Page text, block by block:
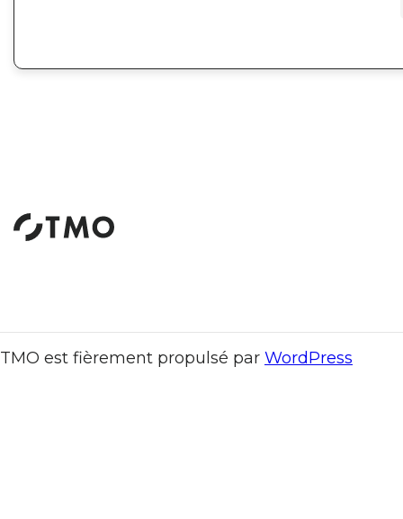
TMO est fièrement propulsé par WordPress